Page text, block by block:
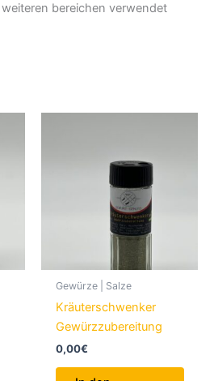
bereichen verwendet
Gewürze | Salze
Kräuterschwenker
Gewürzzubereitung
0,00€